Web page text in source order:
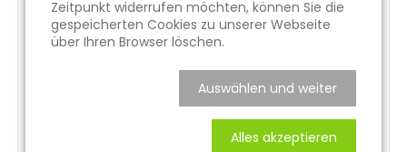
SERVICE
Zeitpunkt widerrufen möchten, können Sie die
gespeicherten Cookies zu unserer Webseite
über Ihren Browser löschen.
Auswählen und weiter
Alles akzeptieren